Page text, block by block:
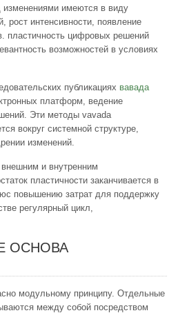
имеются в виду
рост интенсивности, появление
пластичность цифровых решений
возможностей в условиях
публикациях вавада
платформ, ведение
Эти методы vavada
вокруг системной структуре,
изменений.
и внутренним
пластичности заканчивается в
повышению затрат для поддержку
регулярный цикл,
ОСНОВА
модульному принципу. Отдельные
между собой посредством